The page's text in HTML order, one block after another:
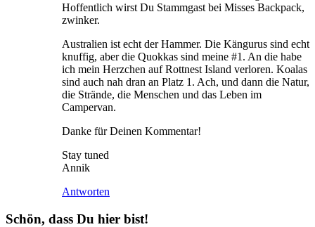
Hoffentlich wirst Du Stammgast bei Misses Backpack,
zwinker.
Australien ist echt der Hammer. Die Kängurus sind echt
knuffig, aber die Quokkas sind meine #1. An die habe
ich mein Herzchen auf Rottnest Island verloren. Koalas
sind auch nah dran an Platz 1. Ach, und dann die Natur,
die Strände, die Menschen und das Leben im
Campervan.
Danke für Deinen Kommentar!
Stay tuned
Annik
Antworten
Schön, dass Du hier bist!